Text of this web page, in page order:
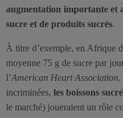
augmentation importante et
sucre et de produits sucrés.
À titre d’exemple, en Afrique
moyenne 75 g de sucre par
l’American Heart Association.
incriminées, les boissons
le marché) joueraient un rôle